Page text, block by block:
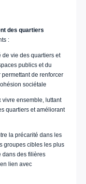
des quartiers
:
vie des quartiers et
publics et du
de renforcer
sociétale
ensemble, luttant
quartiers et améliorant
la précarité dans les
groupes cibles les plus
dans des filières
lien avec